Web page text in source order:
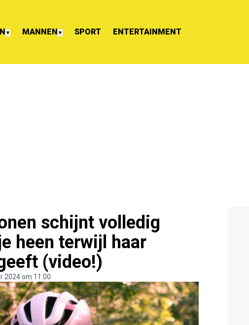
▼ MANNEN ▼ SPORT ENTERTAINMENT
schijnt volledig
heen terwijl haar
(video!)
2024 om 11:00